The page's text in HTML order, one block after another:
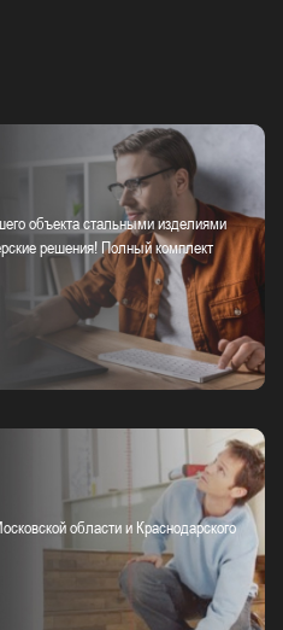
объекта стальными изделиями
решения! Полный комплект
области и Краснодарского